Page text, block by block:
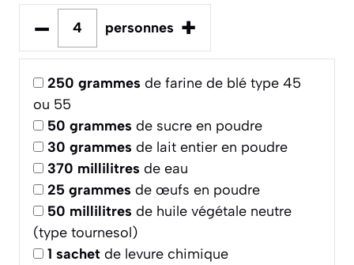
– personnes +
250 grammes de farine de blé type 45
ou 55
50 grammes de sucre en poudre
30 grammes de lait entier en poudre
370 millilitres de eau
25 grammes de œufs en poudre
50 millilitres de huile végétale neutre
(type tournesol)
1 sachet de levure chimique